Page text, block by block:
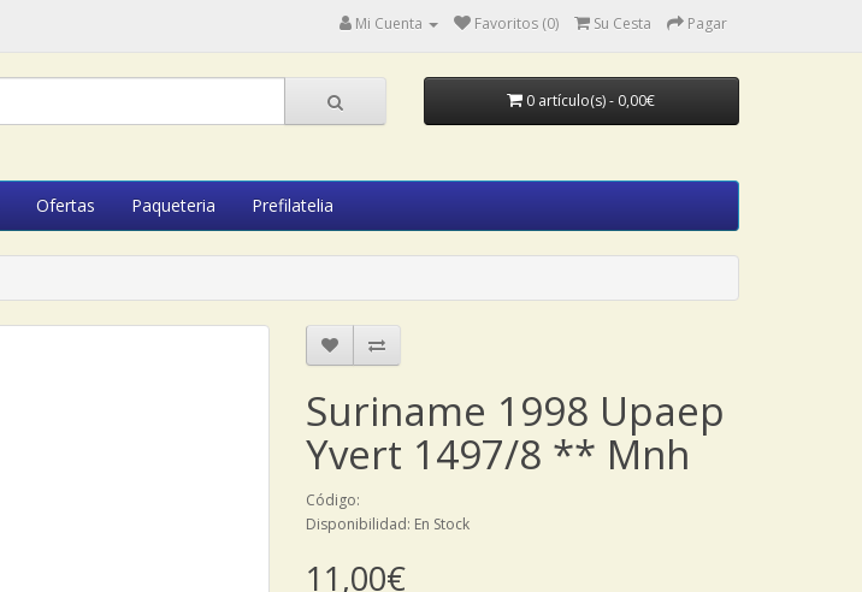
Mi Cuenta Favoritos (0) Su Cesta Pagar
0 artículo(s) - 0,00€
Ofertas Paqueteria Prefilatelia
Suriname 1998 Upaep
Yvert 1497/8 ** Mnh
Código:
Disponibilidad: En Stock
11,00€